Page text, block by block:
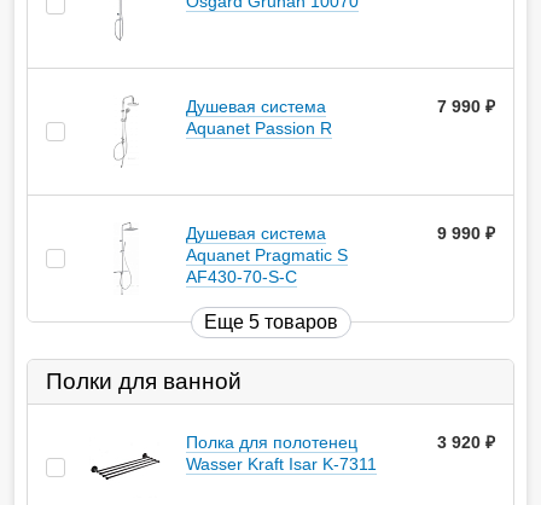
Душевая система
Aquanet Passion R
7 990
Душевая система
Aquanet Pragmatic S
AF430-70-S-C
9 990
Еще 5 товаров
Полки для ванной
Полка для полотенец
Wasser Kraft Isar K-7311
3 920